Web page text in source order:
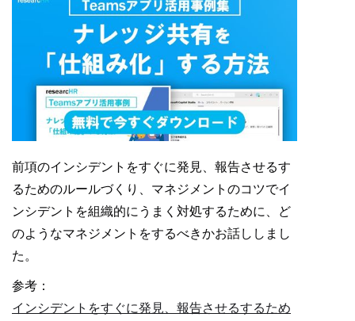
前項のインシデントをすぐに発見、報告させるす
るためのルールづくり、マネジメントのコツでイ
ンシデントを組織的にうまく対処するために、ど
のようなマネジメントをするべきかお話ししまし
た。
参考：
インシデントをすぐに発見、報告させるするため